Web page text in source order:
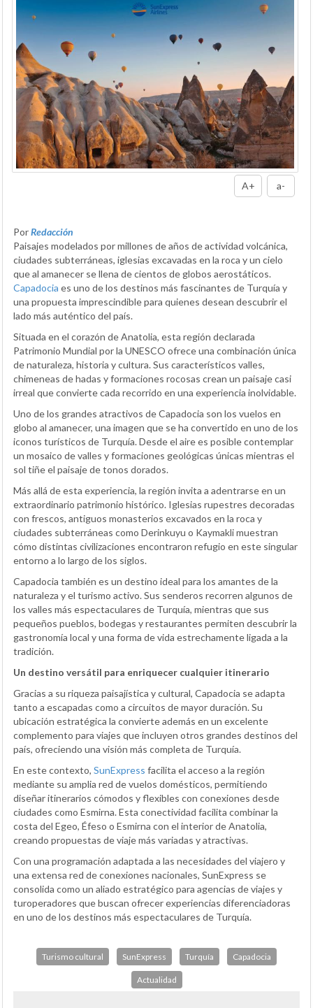
A+ a-
PorRedacción
Paisajes modelados por millones de años de actividad volcánica,
ciudades subterráneas, iglesias excavadas en la roca y un cielo
que al amanecer se llena de cientos de globos aerostáticos.
Capadocia es uno de los destinos más fascinantes de Turquía y
una propuesta imprescindible para quienes desean descubrir el
lado más auténtico del país.
Situada en el corazón de Anatolia, esta región declarada
Patrimonio Mundial por la UNESCO ofrece una combinación única
de naturaleza, historia y cultura. Sus característicos valles,
chimeneas de hadas y formaciones rocosas crean un paisaje casi
irreal que convierte cada recorrido en una experiencia inolvidable.
Uno de los grandes atractivos de Capadocia son los vuelos en
globo al amanecer, una imagen que se ha convertido en uno de los
iconos turísticos de Turquía. Desde el aire es posible contemplar
un mosaico de valles y formaciones geológicas únicas mientras el
sol tiñe el paisaje de tonos dorados.
Más allá de esta experiencia, la región invita a adentrarse en un
extraordinario patrimonio histórico. Iglesias rupestres decoradas
con frescos, antiguos monasterios excavados en la roca y
ciudades subterráneas como Derinkuyu o Kaymakli muestran
cómo distintas civilizaciones encontraron refugio en este singular
entorno a lo largo de los siglos.
Capadocia también es un destino ideal para los amantes de la
naturaleza y el turismo activo. Sus senderos recorren algunos de
los valles más espectaculares de Turquía, mientras que sus
pequeños pueblos, bodegas y restaurantes permiten descubrir la
gastronomía local y una forma de vida estrechamente ligada a la
tradición.
Un destino versátil para enriquecer cualquier itinerario
Gracias a su riqueza paisajística y cultural, Capadocia se adapta
tanto a escapadas como a circuitos de mayor duración. Su
ubicación estratégica la convierte además en un excelente
complemento para viajes que incluyen otros grandes destinos del
país, ofreciendo una visión más completa de Turquía.
En este contexto, SunExpress facilita el acceso a la región
mediante su amplia red de vuelos domésticos, permitiendo
diseñar itinerarios cómodos y flexibles con conexiones desde
ciudades como Esmirna. Esta conectividad facilita combinar la
costa del Egeo, Éfeso o Esmirna con el interior de Anatolia,
creando propuestas de viaje más variadas y atractivas.
Con una programación adaptada a las necesidades del viajero y
una extensa red de conexiones nacionales, SunExpress se
consolida como un aliado estratégico para agencias de viajes y
turoperadores que buscan ofrecer experiencias diferenciadoras
en uno de los destinos más espectaculares de Turquía.
Turismo cultural SunExpress Turquía Capadocia
Actualidad